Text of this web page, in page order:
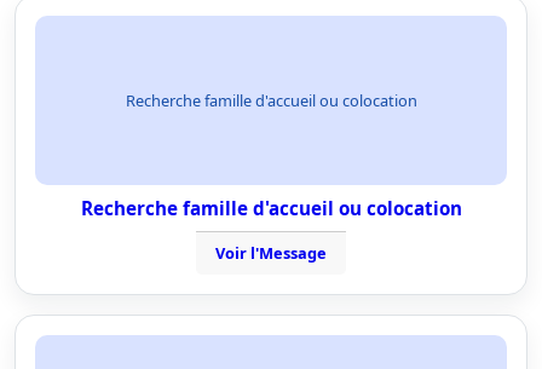
Recherche famille d'accueil ou colocation
Recherche famille d'accueil ou colocation
Voir l'Message